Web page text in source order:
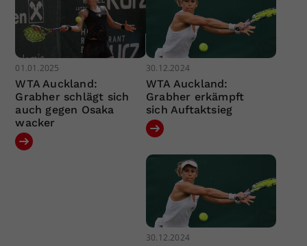
01.01.2025
WTA Auckland:
Grabher schlägt sich
auch gegen Osaka
wacker
30.12.2024
WTA Auckland:
Grabher erkämpft
sich Auftaktsieg
30.12.2024